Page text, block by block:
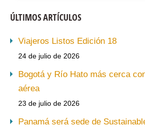
ÚLTIMOS ARTÍCULOS
Viajeros Listos Edición 18
24 de julio de 2026
Bogotá y Río Hato más cerca
aérea
23 de julio de 2026
Panamá será sede de